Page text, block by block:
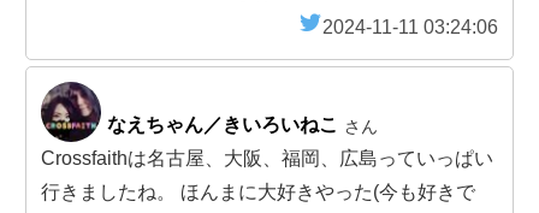
2024-11-11 03:24:06
なえちゃん／きいろいねこ さん
Crossfaithは名古屋、大阪、福岡、広島っていっぱい
行きましたね。 ほんまに大好きやった(今も好きで